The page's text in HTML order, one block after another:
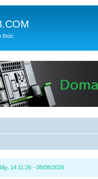
thức
14:11:26 - 08/08/2026